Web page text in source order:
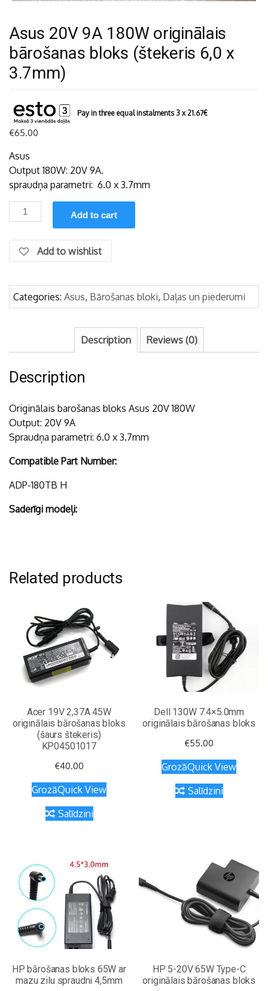
Asus 20V 9A 180W originālais
bārošanas bloks (štekeris 6,0 x
3.7mm)
Pay in three equal instalments 3 x21.67€
€65.00
Asus
Output 180W: 20V 9A.
spraudņa parametri: 6.0 x 3.7mm
Asus
20V
180W
originālais
bloks
(štekeris
3.7mm)
Add to cart
Add to wishlist
Categories: Asus, Bārošanas bloki, Daļas un piederumi
Description Reviews (0)
Description
Originālais barošanas bloks Asus 20V 180W
Output: 20V 9A
Spraudņa parametri: 6.0 x 3.7mm
Compatible Part Number:
ADP-180TB H
Saderīgi modeļi:
Related products
Acer 19V 2,37A 45W
originālais bārošanas bloks
(šaurs štekeris)
KP04501017
€40.00
GrozāQuick View
Salīdzini
Dell 130W 7.4×5.0mm
originālais bārošanas bloks
€55.00
GrozāQuick View
Salīdzini
HP bārošanas bloks 65W ar
mazu zilu spraudni 4,5mm
HP 5-20V 65W Type-C
originālais bārošanas bloks